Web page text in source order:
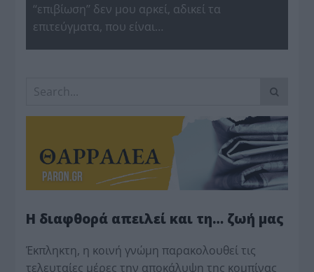
‘‘επιβίωση’’ δεν μου αρκεί, αδικεί τα
επιτεύγματα, που είναι…
Η διαφθορά απειλεί και τη… ζωή μας
Έκπληκτη, η κοινή γνώμη παρακολουθεί τις
τελευταίες μέρες την αποκάλυψη της κο­μπίνας